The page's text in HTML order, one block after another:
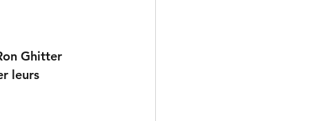
Ghitter
leurs